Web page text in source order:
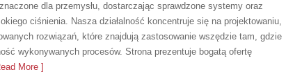
dla przemysłu, dostarczając sprawdzone systemy oraz
ciśnienia. Nasza działalność koncentruje się na projektowaniu,
rozwiązań, które znajdują zastosowanie wszędzie tam, gdzie
wykonywanych procesów. Strona prezentuje bogatą ofertę
More ]